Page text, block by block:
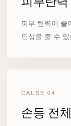
피부 탄력이 줄
인상을 줄 수 있
CAUSE 04
손등 전